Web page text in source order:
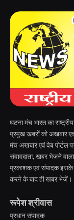
घटना मंच भारत का
प्रमुख खबरों को अखबार
मंच अखबार एवं वेब पोर्टल
संवाददाता, खबर भेजने
प्रकाशक एवं संपादक इसके
करने के बाद ही खबर भेजें।
रूपेश श्रीवास
प्रधान संपादक